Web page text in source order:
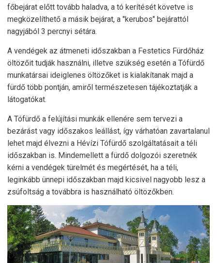
főbejárat előtt tovább haladva, a tó kerítését követve is
megközelíthető a másik bejárat, a "kerubos" bejárattól
nagyjából 3 percnyi sétára.
A vendégek az átmeneti időszakban a Festetics Fürdőház
öltözőit tudják használni, illetve szükség esetén a Tófürdő
munkatársai ideiglenes öltözőket is kialakítanak majd a
fürdő több pontján, amiről természetesen tájékoztatják a
látogatókat.
A Tófürdő a felújítási munkák ellenére sem tervezi a
bezárást vagy időszakos leállást, így várhatóan zavartalanul
lehet majd élvezni a Hévízi Tófürdő szolgáltatásait a téli
időszakban is. Mindemellett a fürdő dolgozói szeretnék
kérni a vendégek türelmét és megértését, ha a téli,
leginkább ünnepi időszakban majd kicsivel nagyobb lesz a
zsúfoltság a továbbra is használható öltözőkben.